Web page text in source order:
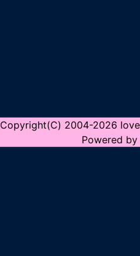
Copyright(C) 2004-2026
Powered by